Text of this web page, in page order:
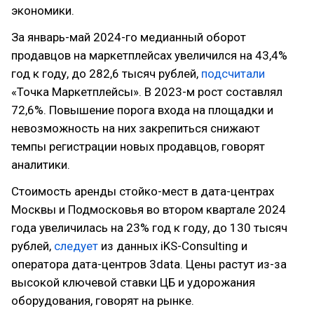
экономики.
За январь-май 2024-го медианный оборот
продавцов на маркетплейсах увеличился на 43,4%
год к году, до 282,6 тысяч рублей, подсчитали
«Точка Маркетплейсы». В 2023-м рост составлял
72,6%. Повышение порога входа на площадки и
невозможность на них закрепиться снижают
темпы регистрации новых продавцов, говорят
аналитики.
Стоимость аренды стойко-мест в дата-центрах
Москвы и Подмосковья во втором квартале 2024
года увеличилась на 23% год к году, до 130 тысяч
рублей, следует из данных iKS-Consulting и
оператора дата-центров 3data. Цены растут из-за
высокой ключевой ставки ЦБ и удорожания
оборудования, говорят на рынке.